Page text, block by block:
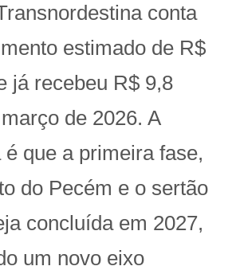
conta
estimado de R$
já recebeu R$ 9,8
de 2026. A
é que a primeira fase,
do Pecém e o sertão
concluída em 2027,
um novo eixo